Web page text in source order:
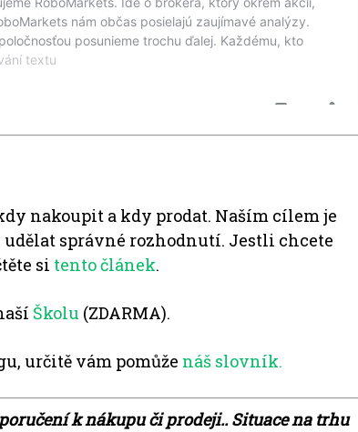
nakoupit a kdy prodat. Naším cílem je
správné rozhodnutí. Jestli chcete
si tento článek.
Školu (ZDARMA).
určitě vám pomůže náš slovník.
k nákupu či prodeji.. Situace na trhu